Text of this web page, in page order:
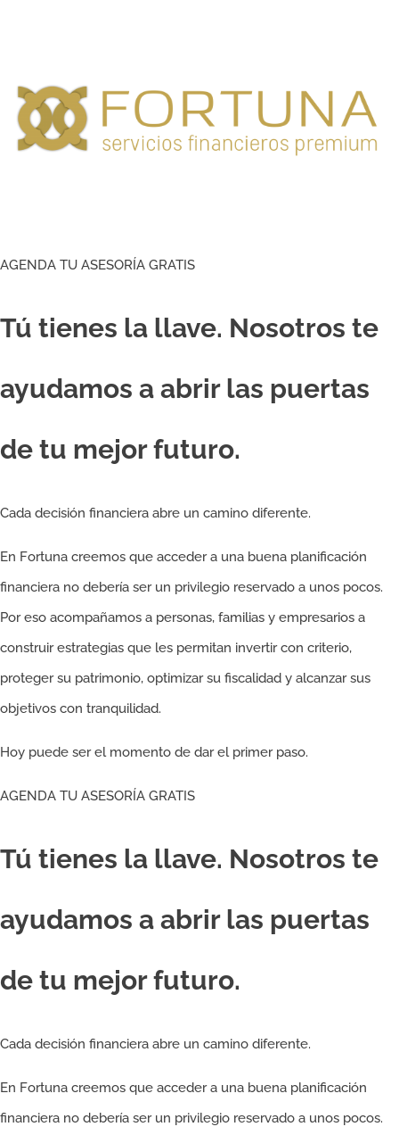
AGENDA TU ASESORÍA GRATIS
Tú tienes la llave. Nosotros te
ayudamos a abrir las puertas
de tu mejor futuro.​
Cada decisión financiera abre un camino diferente.
En Fortuna creemos que acceder a una buena planificación
financiera no debería ser un privilegio reservado a unos pocos.
Por eso acompañamos a personas, familias y empresarios a
construir estrategias que les permitan invertir con criterio,
proteger su patrimonio, optimizar su fiscalidad y alcanzar sus
objetivos con tranquilidad.
Hoy puede ser el momento de dar el primer paso.
AGENDA TU ASESORÍA GRATIS
Tú tienes la llave. Nosotros te
ayudamos a abrir las puertas
de tu mejor futuro.​
Cada decisión financiera abre un camino diferente.
En Fortuna creemos que acceder a una buena planificación
financiera no debería ser un privilegio reservado a unos pocos.